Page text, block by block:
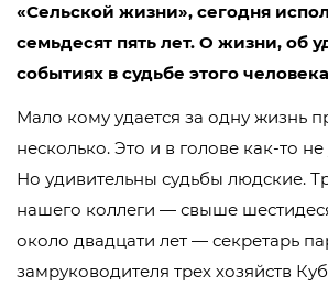
«Сельской жизни», сегодня
семьдесят пять лет. О жизни, об
событиях в судьбе этого
Мало кому удается за одну жизнь
несколько. Это и в голове как-то
Но удивительны судьбы людские.
нашего коллеги — свыше
около двадцати лет — секретарь
замруководителя трех хозяйств